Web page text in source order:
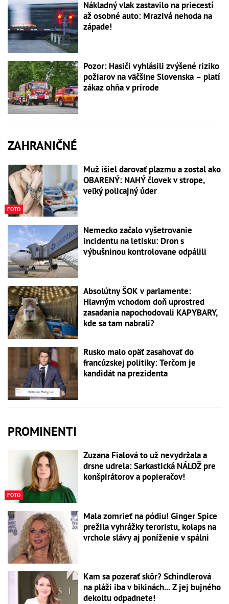
Nákladný vlak zastavilo na priecestí
až osobné auto: Mrazivá nehoda na
západe!
Pozor: Hasiči vyhlásili zvýšené riziko
požiarov na väčšine Slovenska – platí
zákaz ohňa v prírode
ZAHRANIČNÉ
FOTO
Muž išiel darovať plazmu a zostal ako
OBARENÝ: NAHÝ človek v strope,
veľký policajný úder
Nemecko začalo vyšetrovanie
incidentu na letisku: Dron s
výbušninou kontrolovane odpálili
Absolútny ŠOK v parlamente:
Hlavným vchodom doň uprostred
zasadania napochodovali KAPYBARY,
kde sa tam nabrali?
Rusko malo opäť zasahovať do
francúzskej politiky: Terčom je
kandidát na prezidenta
PROMINENTI
FOTO
Zuzana Fialová to už nevydržala a
drsne udrela: Sarkastická NÁLOŽ pre
konšpirátorov a popieračov!
Mala zomrieť na pódiu! Ginger Spice
prežila vyhrážky teroristu, kolaps na
vrchole slávy aj poníženie v spálni
Kam sa pozerať skôr? Schindlerová
na pláži iba v bikinách... Z jej bujného
dekoltu odpadnete!